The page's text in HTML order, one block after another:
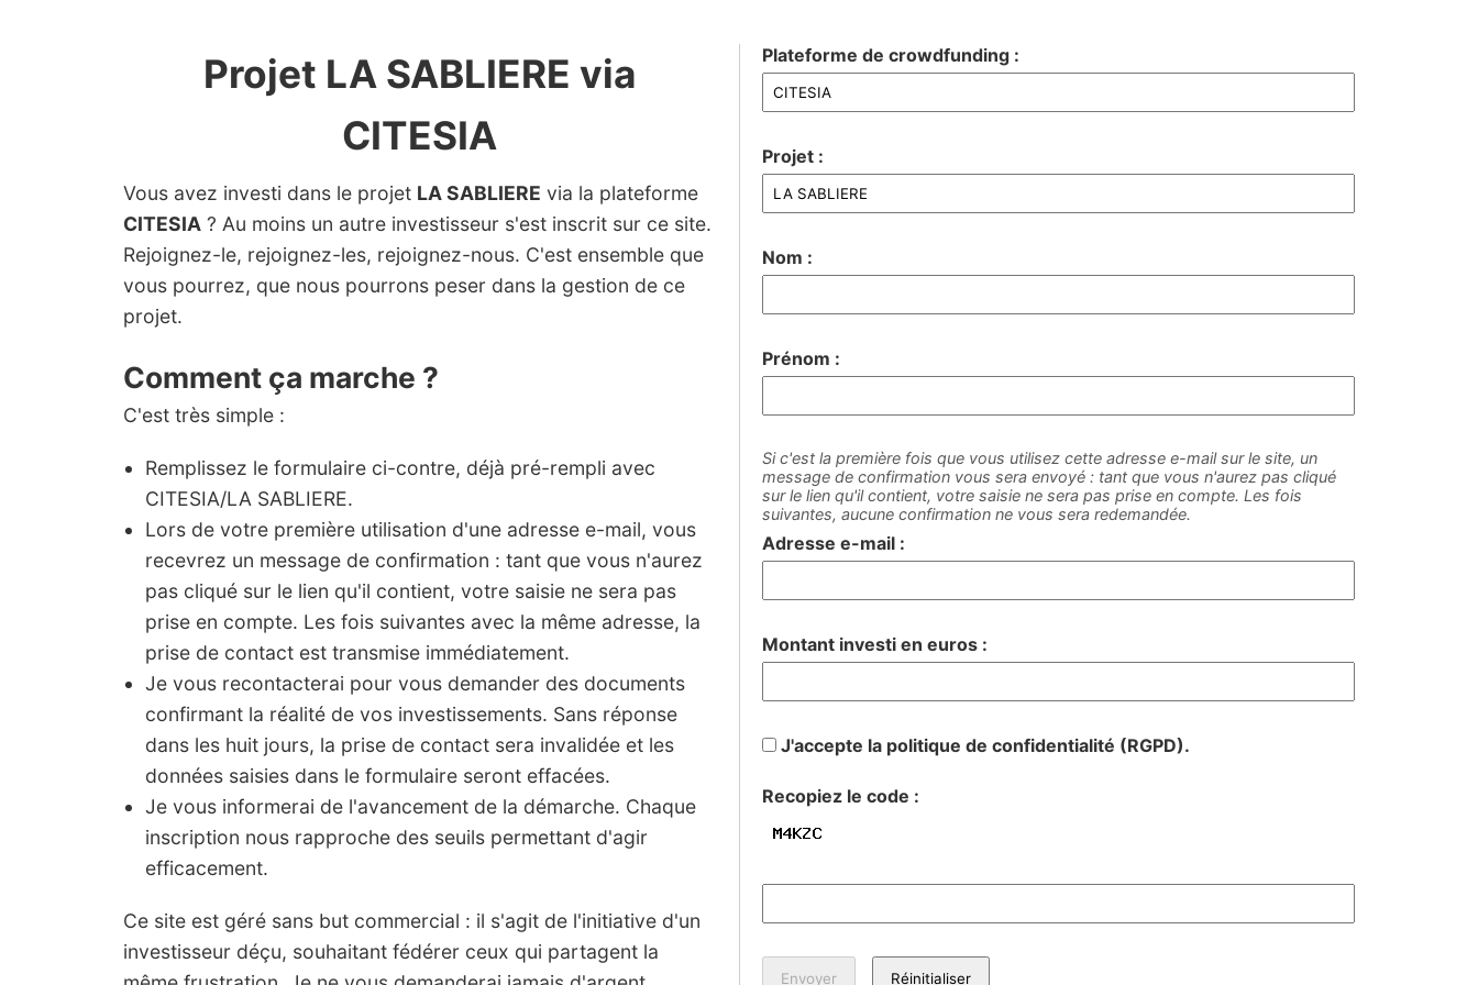
Projet LA SABLIERE via
CITESIA
Vous avez investi dans le projet LA SABLIERE via la plateforme
CITESIA ? Au moins un autre investisseur s'est inscrit sur ce site.
Rejoignez-le, rejoignez-les, rejoignez-nous. C'est ensemble que
vous pourrez, que nous pourrons peser dans la gestion de ce
projet.
Comment ça marche ?
C'est très simple :
Remplissez le formulaire ci-contre, déjà pré-rempli avec
CITESIA/LA SABLIERE.
Lors de votre première utilisation d'une adresse e-mail, vous
recevrez un message de confirmation : tant que vous n'aurez
pas cliqué sur le lien qu'il contient, votre saisie ne sera pas
prise en compte. Les fois suivantes avec la même adresse, la
prise de contact est transmise immédiatement.
Je vous recontacterai pour vous demander des documents
confirmant la réalité de vos investissements. Sans réponse
dans les huit jours, la prise de contact sera invalidée et les
données saisies dans le formulaire seront effacées.
Je vous informerai de l'avancement de la démarche. Chaque
inscription nous rapproche des seuils permettant d'agir
efficacement.
Ce site est géré sans but commercial : il s'agit de l'initiative d'un
investisseur déçu, souhaitant fédérer ceux qui partagent la
Plateforme de crowdfunding :
Projet :
Nom :
Prénom :
Si c'est la première fois que vous utilisez cette adresse e-mail sur le site, un
message de confirmation vous sera envoyé : tant que vous n'aurez pas cliqué
sur le lien qu'il contient, votre saisie ne sera pas prise en compte. Les fois
suivantes, aucune confirmation ne vous sera redemandée.
Adresse e-mail :
Montant investi en euros :
J'accepte la politique de confidentialité (RGPD).
Recopiez le code :